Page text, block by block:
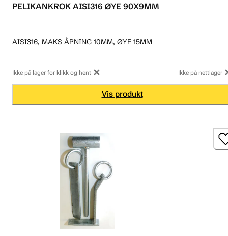
PELIKANKROK AISI316 ØYE 90X9MM
AISI316, MAKS ÅPNING 10MM, ØYE 15MM
Ikke på lager for klikk og hent Ikke på nettlager
Vis produkt